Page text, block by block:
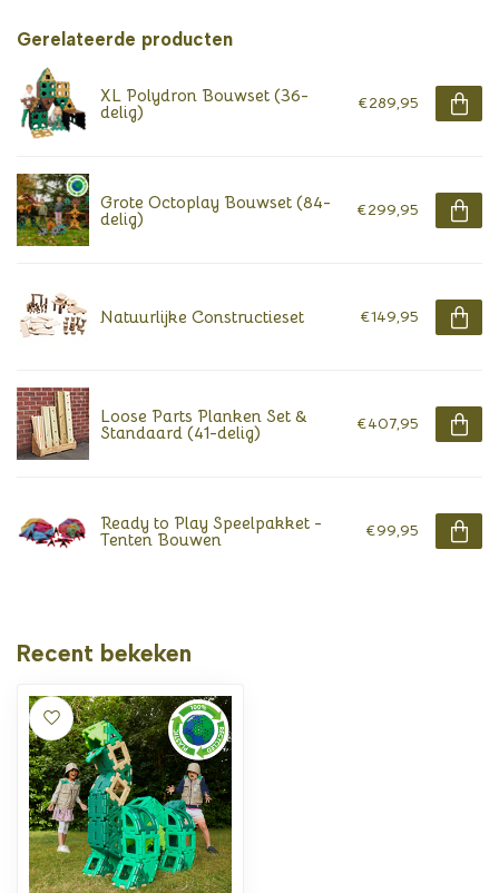
Gerelateerde producten
XL Polydron Bouwset (36-
delig) €289,95
Grote Octoplay Bouwset (84-
delig) €299,95
Natuurlijke Constructieset €149,95
Loose Parts Planken Set &
Standaard (41-delig) €407,95
Ready to Play Speelpakket -
Tenten Bouwen €99,95
Recent bekeken